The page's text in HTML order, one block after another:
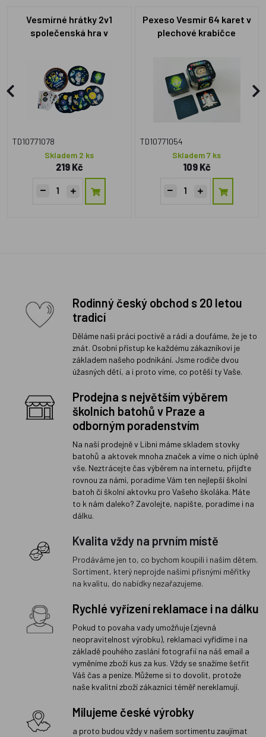
Vesmírné hrátky 2v1
společenská hra v
TD10771078
Skladem 2 ks
219 Kč
Pexeso Vesmír 64 karet v
plechové krabičce
TD10771054
Skladem 7 ks
109 Kč
Rodinný český obchod s 20 letou
tradicí
Děláme naši práci poctivě a rádi a doufáme, že je to
znát. Osobní přístup ke každému zákazníkovi je
základem našeho podnikání. Jsme rodiče dvou
úžasných dětí, a i proto víme, co potěší ty Vaše.
Prodejna s největším výběrem
školních batohů v Praze a
odborným poradenstvím
Na naší prodejně v Libni máme skladem stovky
batohů a aktovek mnoha značek a víme o nich úplně
vše. Neztrácejte čas výběrem na internetu, přijďte
rovnou za námi, poradíme Vám ten nejlepší školní
batoh či školní aktovku pro Vašeho školáka. Máte
to k nám daleko? Zavolejte, napište, poradíme i na
dálku.
Kvalita vždy na prvním místě
Prodáváme jen to, co bychom koupili i našim dětem.
Sortiment, který neprojde našimi přísnými měřítky
na kvalitu, do nabídky nezařazujeme.
Rychlé vyřízení reklamace i na dálku
Pokud to povaha vady umožňuje (zjevná
neopravitelnost výrobku), reklamaci vyřídíme i na
základě pouhého zaslání fotografií na náš email a
vyměníme zboží kus za kus. Vždy se snažíme šetřit
Váš čas a peníze. Můžeme si to dovolit, protože
naše kvalitní zboží zákazníci téměř nereklamují.
Milujeme české výrobky
a proto budou vždy v našem sortimentu zaujímat